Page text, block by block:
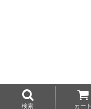
検索 カート